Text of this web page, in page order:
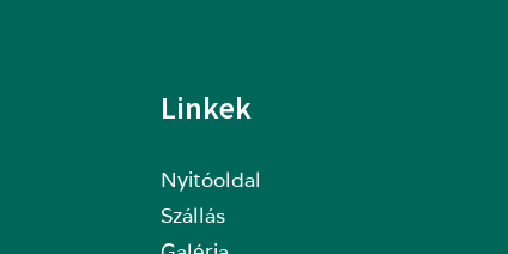
Linkek
Nyitóoldal
Szállás